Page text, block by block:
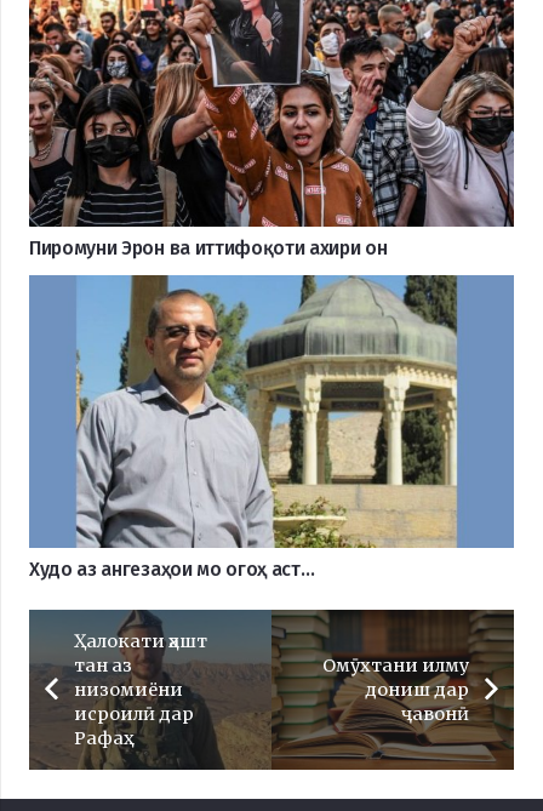
Пиромуни Эрон ва иттифоқоти ахири он
Худо аз ангезаҳои мо огоҳ аст…
Ҳалокати ҳашт
тан аз
низомиёни
исроилӣ дар
Рафаҳ
Омӯхтани илму
дониш дар
ҷавонӣ